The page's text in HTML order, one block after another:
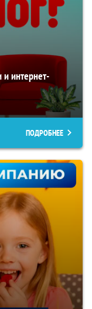
интернет-
ПОДРОБНЕЕ